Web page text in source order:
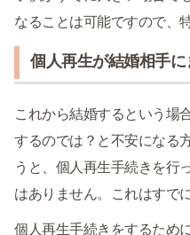
なることは可能ですので、
個人再生が結婚相手
これから結婚するという場
するのでは？と不安になる
うと、個人再生手続きを行
はありません。これはすで
個人再生手続きをするため